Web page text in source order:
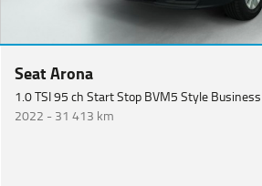
Seat Arona
1.0 TSI 95 ch Start Stop BVM5 Style Business
2022 -31 413 km